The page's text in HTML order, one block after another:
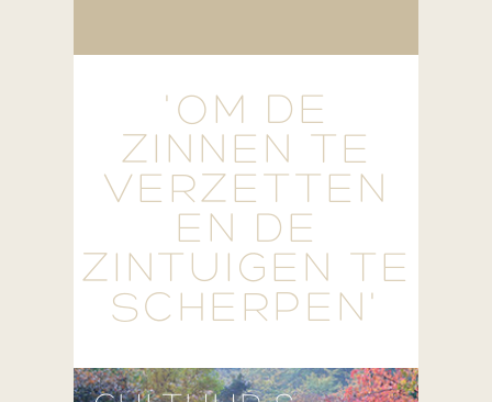
'OM DE
ZINNEN TE
VERZETTEN
EN DE
ZINTUIGEN TE
SCHERPEN'